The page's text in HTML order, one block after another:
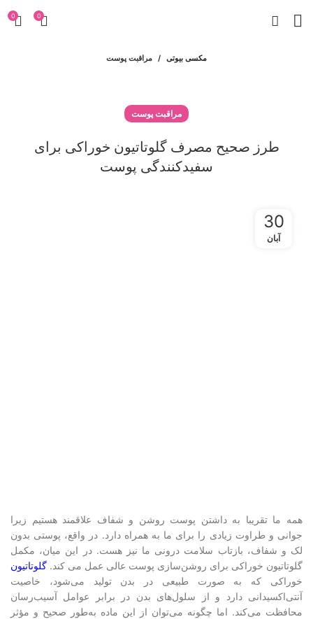
0
0
مکسی بیوتی مراقبت پوست
مراقبت پوست
طرز صحیح مصرف گلوتاتیون خوراکی برای
سفیدکنندگی پوست
30
آبان
همه ما تقریبا به داشتن پوست روشن و شفاف علاقمند هستیم زیرا
جوانی و طراوت زیادی را برای ما به همراه دارد. در واقع، پوستی بدون
لک و شفاف، بازتاب سلامت درونی ما نیز هست. در این میان، مکمل
گلوتاتیون خوراکی برای روشن‌سازی پوست عالی عمل می کند. گلوتاتیون
خوراکی که به صورت طبیعی در بدن تولید می‌شود، خاصیت
آنتی‌اکسیدانی دارد و از سلول‌های بدن در برابر عوامل آسیب‌رسان
محافظت می‌کند. اما چگونه می‌توان از این ماده به‌طور صحیح و مؤثر